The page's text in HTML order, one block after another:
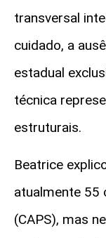
transversal
cuidado, a
estadual
técnica
estruturais.
Beatrice
atualmente 55
(CAPS), mas